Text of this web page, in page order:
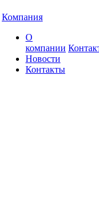
Компания
О
компании
Новости
Контакты